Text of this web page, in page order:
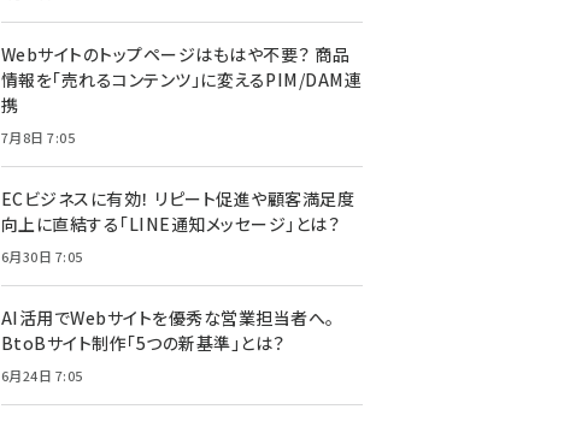
Webサイトのトップページはもはや不要？ 商品
情報を「売れるコンテンツ」に変えるPIM/DAM連
携
7月8日 7:05
ECビジネスに有効！ リピート促進や顧客満足度
向上に直結する「LINE通知メッセージ」とは？
6月30日 7:05
AI活用でWebサイトを優秀な営業担当者へ。
BtoBサイト制作「5つの新基準」とは？
6月24日 7:05